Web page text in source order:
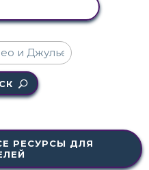
РЕСУРСЫ ДЛЯ